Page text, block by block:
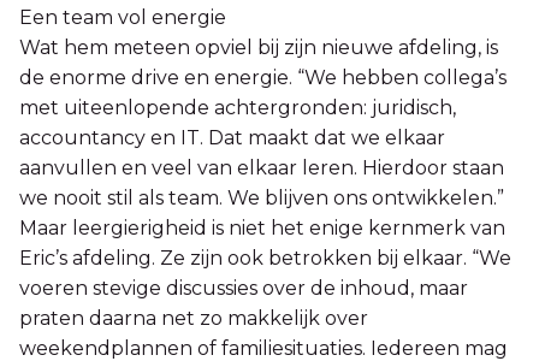
Een team vol energie
Wat hem meteen opviel bij zijn nieuwe afdeling, is
de enorme drive en energie. “We hebben collega’s
met uiteenlopende achtergronden: juridisch,
accountancy en IT. Dat maakt dat we elkaar
aanvullen en veel van elkaar leren. Hierdoor staan
we nooit stil als team. We blijven ons ontwikkelen.”
Maar leergierigheid is niet het enige kernmerk van
Eric’s afdeling. Ze zijn ook betrokken bij elkaar. “We
voeren stevige discussies over de inhoud, maar
praten daarna net zo makkelijk over
weekendplannen of familiesituaties. Iedereen mag